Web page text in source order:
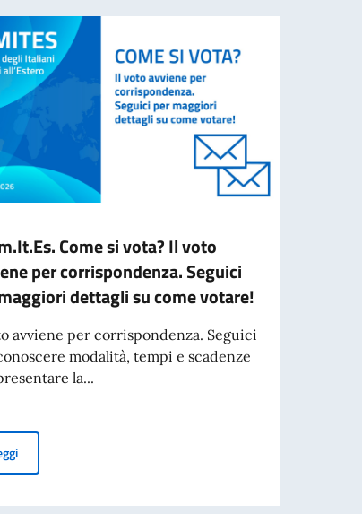
TRAMITE POS
Come si vota? Il voto
per corrispondenza. Seguici
dettagli su come votare!
avviene per corrispondenza. Seguici
modalità, tempi e scadenze
la...
I Com.It.Es. Come si vota? Il voto avviene per corrispondenza.